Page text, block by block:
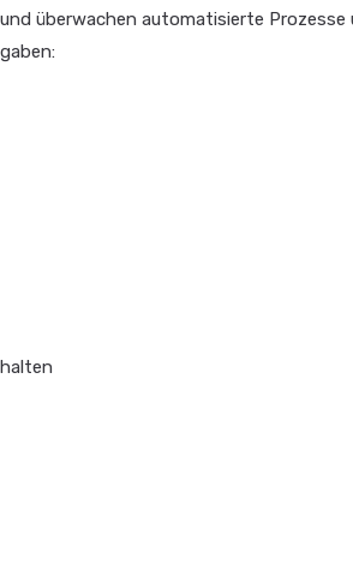
überwachen automatisierte